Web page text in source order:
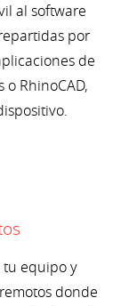
al software
por
de
RhinoCAD,
tu equipo y
donde